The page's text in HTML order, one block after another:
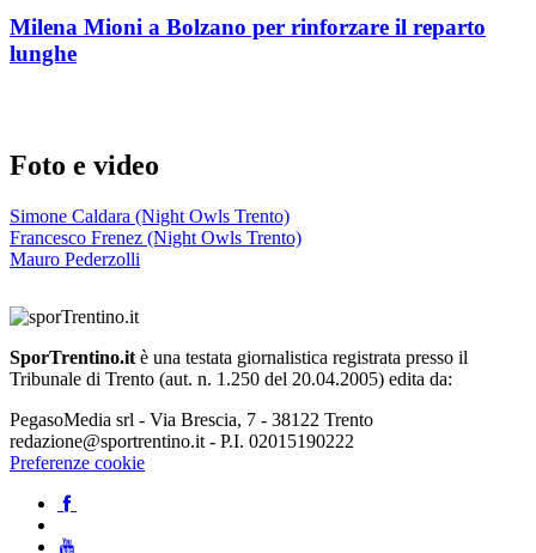
Milena Mioni a Bolzano per rinforzare il reparto
lunghe
Foto e video
Simone Caldara (Night Owls Trento)
Francesco Frenez (Night Owls Trento)
Mauro Pederzolli
SporTrentino.it è una testata giornalistica registrata presso il
Tribunale di Trento (aut. n. 1.250 del 20.04.2005) edita da:
PegasoMedia srl - Via Brescia, 7 - 38122 Trento
redazione@sportrentino.it - P.I. 02015190222
Preferenze cookie